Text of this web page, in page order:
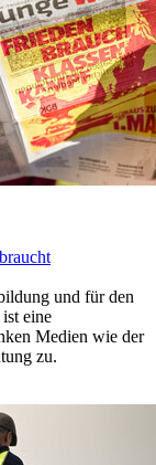
und für den
eine
Medien wie der
zu.